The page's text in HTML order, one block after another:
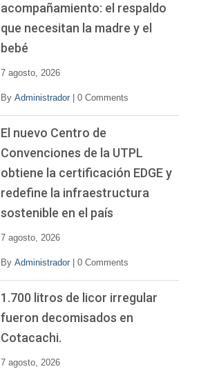
acompañamiento: el respaldo
que necesitan la madre y el
bebé
7 agosto, 2026
By Administrador 0 Comments
El nuevo Centro de
Convenciones de la UTPL
obtiene la certificación EDGE y
redefine la infraestructura
sostenible en el país
7 agosto, 2026
By Administrador 0 Comments
1.700 litros de licor irregular
fueron decomisados en
Cotacachi.
7 agosto, 2026